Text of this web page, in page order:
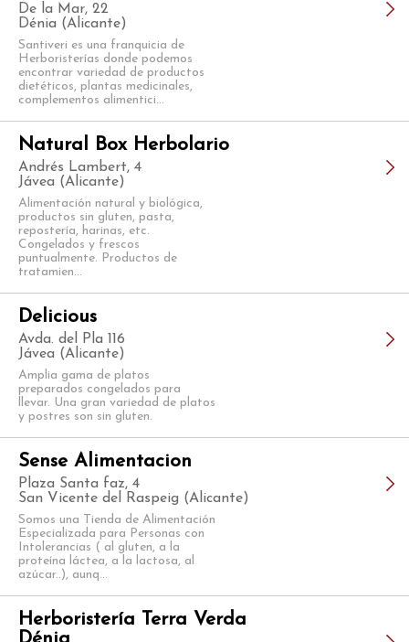
De la Mar, 22
Dénia (Alicante)
Santiveri es una franquicia de
Herboristerías donde podemos
encontrar variedad de productos
dietéticos, plantas medicinales,
complementos alimentici...
Natural Box Herbolario
Andrés Lambert, 4
Jávea (Alicante)
Alimentación natural y biológica,
productos sin gluten, pasta,
repostería, harinas, etc.
Congelados y frescos
puntualmente. Productos de
tratamien...
Delicious
Avda. del Pla 116
Jávea (Alicante)
Amplia gama de platos
preparados congelados para
llevar. Una gran variedad de platos
y postres son sin gluten.
Sense Alimentacion
Plaza Santa faz, 4
San Vicente del Raspeig (Alicante)
Somos una Tienda de Alimentación
Especializada para Personas con
Intolerancias ( al gluten, a la
proteína láctea, a la lactosa, al
azúcar..), aunq...
Herboristería Terra Verda